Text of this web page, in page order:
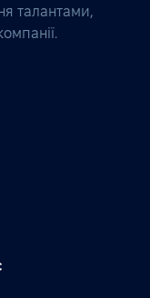
талантами,